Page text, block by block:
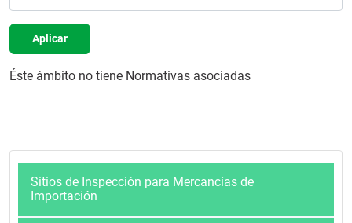
Aplicar
Éste ámbito no tiene Normativas asociadas
Sitios de Inspección para Mercancías de
Importación